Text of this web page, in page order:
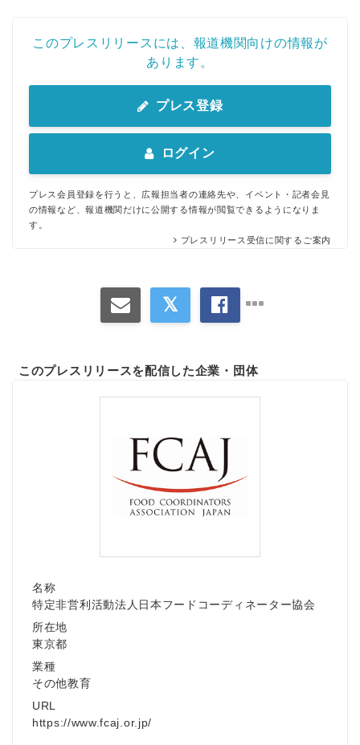
このプレスリリースには、報道機関向けの情報が
あります。
プレス登録
ログイン
プレス会員登録を行うと、広報担当者の連絡先や、イベント・記者会見
の情報など、報道機関だけに公開する情報が閲覧できるようになりま
す。
プレスリリース受信に関するご案内
このプレスリリースを配信した企業・団体
名称
特定非営利活動法人日本フードコーディネーター協会
所在地
東京都
業種
その他教育
URL
https://www.fcaj.or.jp/